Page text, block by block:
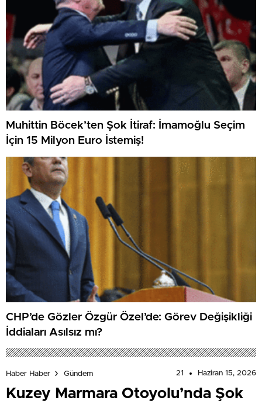
Muhittin Böcek’ten Şok İtiraf: İmamoğlu Seçim
İçin 15 Milyon Euro İstemiş!
CHP’de Gözler Özgür Özel’de: Görev Değişikliği
İddiaları Asılsız mı?
Haber Haber Gündem 21 Haziran 15, 2026
Kuzey Marmara Otoyolu’nda Şok